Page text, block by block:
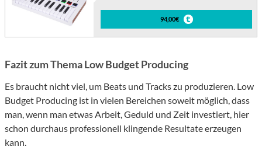
94,00€
Fazit zum Thema Low Budget Producing
Es braucht nicht viel, um Beats und Tracks zu produzieren. Low
Budget Producing ist in vielen Bereichen soweit möglich, dass
man, wenn man etwas Arbeit, Geduld und Zeit investiert, hier
schon durchaus professionell klingende Resultate erzeugen
kann.